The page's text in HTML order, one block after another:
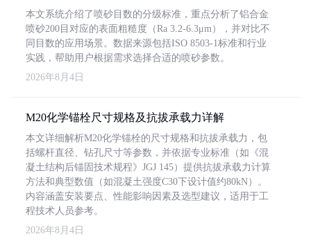
本文系统介绍了喷砂目数的分级标准，重点分析了铝合金
喷砂200目对应的表面粗糙度（Ra 3.2-6.3μm），并对比不
同目数的应用场景。数据来源包括ISO 8503-1标准和行业
实践，帮助用户根据需求选择合适的喷砂参数。
2026年8月4日
M20化学锚栓尺寸规格及抗拔承载力详解
本文详细解析M20化学锚栓的尺寸规格和抗拔承载力，包
括螺杆直径、钻孔尺寸等参数，并依据专业标准（如《混
凝土结构后锚固技术规程》JGJ 145）提供抗拔承载力计算
方法和典型数值（如混凝土强度C30下设计值约80kN）。
内容涵盖安装要点、性能影响因素及选型建议，适用于工
程技术人员参考。
2026年8月4日